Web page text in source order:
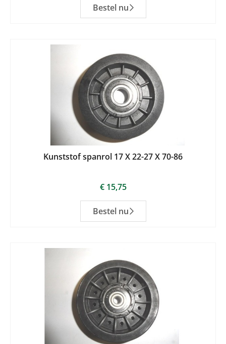
Bestel nu
Kunststof spanrol 17 X 22-27 X 70-86
€15,75
Bestel nu